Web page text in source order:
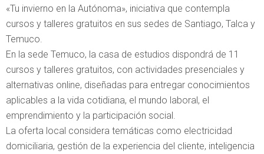
«Tu invierno en la Autónoma», iniciativa que contempla
cursos y talleres gratuitos en sus sedes de Santiago, Talca y
Temuco.
En la sede Temuco, la casa de estudios dispondrá de 11
cursos y talleres gratuitos, con actividades presenciales y
alternativas online, diseñadas para entregar conocimientos
aplicables a la vida cotidiana, el mundo laboral, el
emprendimiento y la participación social.
La oferta local considera temáticas como electricidad
domiciliaria, gestión de la experiencia del cliente, inteligencia